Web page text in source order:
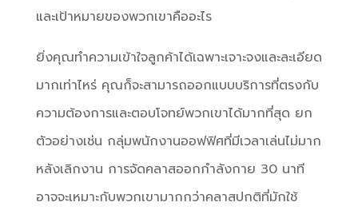
และเป้าหมายของพวกเขาคืออะไร
ยิ่งคุณทำความเข้าใจลูกค้าได้เฉพาะเจาะจงและละเอียด
มากเท่าไหร่ คุณก็จะสามารถออกแบบบริการที่ตรงกับ
ความต้องการและตอบโจทย์พวกเขาได้มากที่สุด ยก
ตัวอย่างเช่น กลุ่มพนักงานออฟฟิศที่มีเวลาเล่นไม่มาก
หลังเลิกงาน การจัดคลาสออกกำลังกาย 30 นาที
อาจจะเหมาะกับพวกเขามากกว่าคลาสปกติที่มักใช้